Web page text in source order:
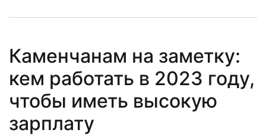
Каменчанам на заметку:
кем работать в 2023 году,
чтобы иметь высокую
зарплату